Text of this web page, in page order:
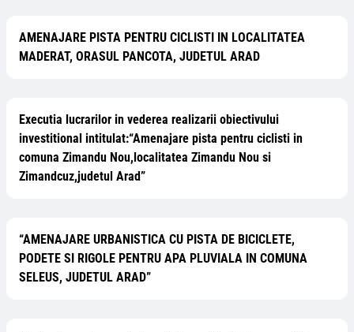
AMENAJARE PISTA PENTRU CICLISTI IN LOCALITATEA
MADERAT, ORASUL PANCOTA, JUDETUL ARAD
Executia lucrarilor in vederea realizarii obiectivului
investitional intitulat:“Amenajare pista pentru ciclisti in
comuna Zimandu Nou,localitatea Zimandu Nou si
Zimandcuz,judetul Arad”
“AMENAJARE URBANISTICA CU PISTA DE BICICLETE,
PODETE SI RIGOLE PENTRU APA PLUVIALA IN COMUNA
SELEUS, JUDETUL ARAD”